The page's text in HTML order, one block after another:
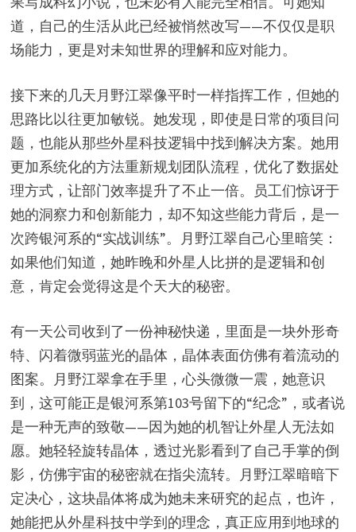
道，自己的生活从此已经被悄然改写——不仅仅是职
场能力，更是对未知世界的理解和应对能力。
接下来的几天月野江翠像平时一样指挥工作，但她的
思路比以往更加敏锐。她发现，即使是日常的项目问
题，也能从那些外星科技逻辑中找到解决方案。她用
更加系统化的方法重新规划团队流程，优化了数据处
理方式，让部门效率提升了不止一倍。员工们惊讶于
她的洞察力和创新能力，却不知这些能力背后，是一
次跨银河系的“实战训练”。月野江翠自己心里暗笑：
如果他们知道，她昨晚和外星人比拼的是逻辑和创
意，肯定会觉得这是个天大的秘密。
有一天公司收到了一份神秘快递，里面是一块外形奇
特、闪着微弱蓝光的晶体，晶体表面仿佛有着流动的
图案。月野江翠拿在手里，心头微微一震，她意识
到，这可能正是银河系第103号留下的“纪念”，或者说
是一种无声的致敬——因为她的机智让外星人无法如
愿。她轻轻旋转晶体，透过光影看到了自己手掌的倒
影，仿佛宇宙的秘密就在指尖流转。月野江翠暗暗下
定决心，这块晶体将成为她未来研究的起点，也许，
她能把从外星科技中学到的理念，真正应用到地球的